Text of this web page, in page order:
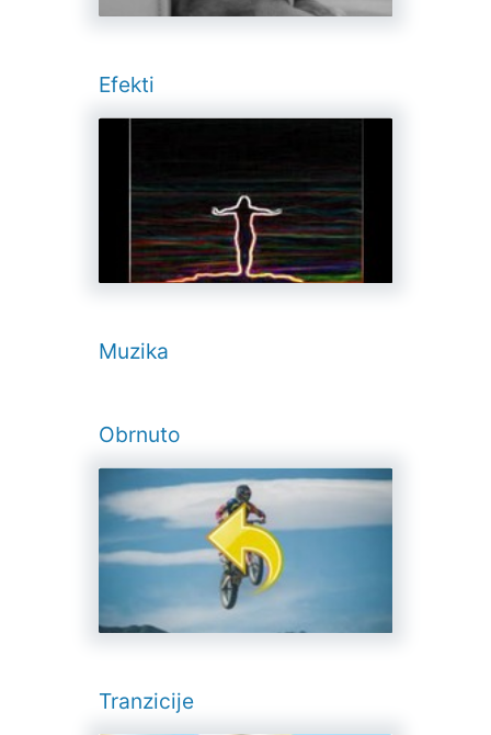
Efekti
Muzika
Obrnuto
Tranzicije